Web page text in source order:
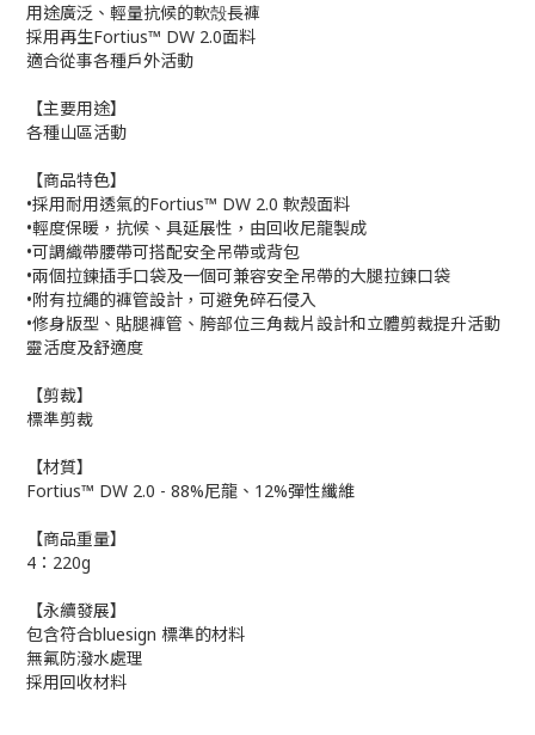
用途廣泛、輕量抗候的軟殻長褲
採用再生Fortius™ DW 2.0面料
適合從事各種戶外活動
【主要用途】
各種山區活動
【商品特色】
•採用耐用透氣的Fortius™ DW 2.0 軟殼面料
•輕度保暖，抗候、具延展性，由回收尼龍製成
•可調織帶腰帶可搭配安全吊帶或背包
•兩個拉鍊插手口袋及一個可兼容安全吊帶的大腿拉鍊口袋
•附有拉繩的褲管設計，可避免碎石侵入
•修身版型、貼腿褲管、胯部位三角裁片設計和立體剪裁提升活動
靈活度及舒適度
【剪裁】
標準剪裁
【材質】
Fortius™ DW 2.0 - 88%尼龍、12%彈性纖維
【商品重量】
4：220g
【永續發展】
包含符合bluesign 標準的材料
無氟防潑水處理
採用回收材料